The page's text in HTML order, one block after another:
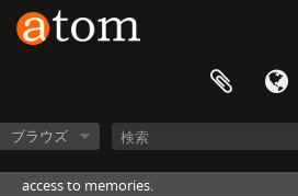
ブラウズ
access to memories.